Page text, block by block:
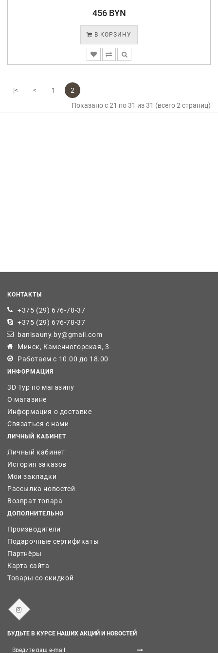
456 BYN
В КОРЗИНУ
|< < 1
2
Показано с 21 по 31 из 31 (всего 2 страниц)
КОНТАКТЫ
+375 (29) 676-78-37
+375 (29) 676-78-37
banisauny.by@gmail.com
Минск, Каменногорская, 3
Работаем с 10.00 до 18.00
ИНФОРМАЦИЯ
3D Тур по магазину
О магазине
Информация о доставке
Связаться с нами
ЛИЧНЫЙ КАБИНЕТ
Личный кабинет
История заказов
Мои закладки
Рассылка новостей
Возврат товара
ДОПОЛНИТЕЛЬНО
Производители
Подарочные сертификаты
Партнёры
Карта сайта
Товары со скидкой
БУДЬТЕ В КУРСЕ НАШИХ АКЦИЙ И НОВОСТЕЙ